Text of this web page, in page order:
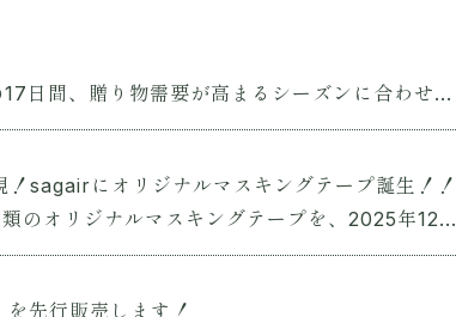
日間、贈り物需要が高まるシーズンに合わせ...
sagairにオリジナルマスキングテープ誕生！！
のオリジナルマスキングテープを、2025年12...
先行販売します！